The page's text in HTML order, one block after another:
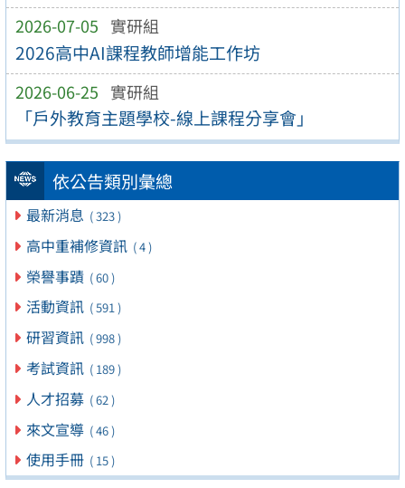
2026-07-05 實研組
2026高中AI課程教師增能工作坊
2026-06-25 實研組
「戶外教育主題學校-線上課程分享會」
依公告類別彙總
最新消息 ( 323 )
高中重補修資訊 ( 4 )
榮譽事蹟 ( 60 )
活動資訊 ( 591 )
研習資訊 ( 998 )
考試資訊 ( 189 )
人才招募 ( 62 )
來文宣導 ( 46 )
使用手冊 ( 15 )